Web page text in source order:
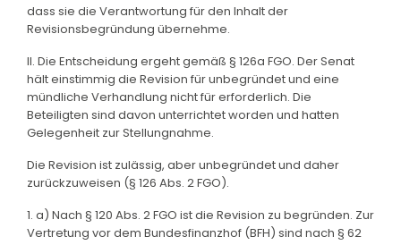
dass sie die Verantwortung für den Inhalt der
Revisionsbegründung übernehme.
II. Die Entscheidung ergeht gemäß § 126a FGO. Der Senat
hält einstimmig die Revision für unbegründet und eine
mündliche Verhandlung nicht für erforderlich. Die
Beteiligten sind davon unterrichtet worden und hatten
Gelegenheit zur Stellungnahme.
Die Revision ist zulässig, aber unbegründet und daher
zurückzuweisen (§ 126 Abs. 2 FGO).
1. a) Nach § 120 Abs. 2 FGO ist die Revision zu begründen. Zur
Vertretung vor dem Bundesfinanzhof (BFH) sind nach § 62